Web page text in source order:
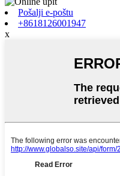
Pošalji e-poštu
+8618126001947
x